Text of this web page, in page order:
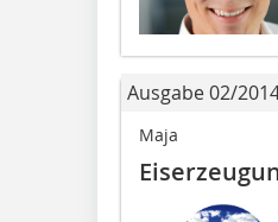
Ausgabe 02/
Maja